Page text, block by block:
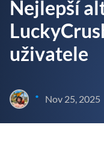
Nejlepší
uživatele
• Nov 25, 2025